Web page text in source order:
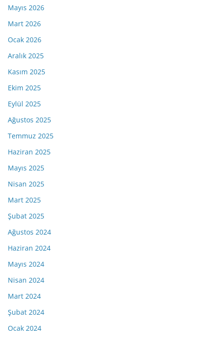
Mayıs 2026
Mart 2026
Ocak 2026
Aralık 2025
Kasım 2025
Ekim 2025
Eylül 2025
Ağustos 2025
Temmuz 2025
Haziran 2025
Mayıs 2025
Nisan 2025
Mart 2025
Şubat 2025
Ağustos 2024
Haziran 2024
Mayıs 2024
Nisan 2024
Mart 2024
Şubat 2024
Ocak 2024